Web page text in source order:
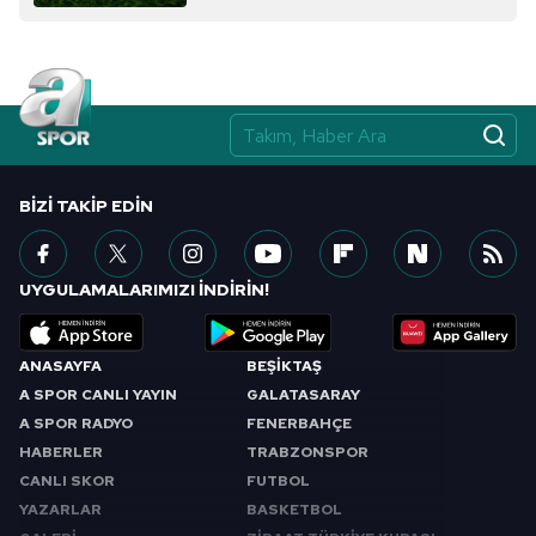
almak için lütfentıklayınız
ANASAYFA
A SPOR CANLI YAYIN
A SPOR RADYO
HABERLER
CANLI SKOR
YAZARLAR
BEŞİKTAŞ
GALATASARAY
FENERBAHÇE
TRABZONSPOR
FUTBOL
BASKETBOL
BIZI TAKIP EDIN
UYGULAMALARIMIZI İNDİRİN!